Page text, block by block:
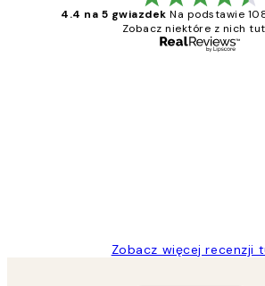
4.4 na 5 gwiazdek Na podstawie
Zobacz niektóre z nich
Zobacz więcej recenzji